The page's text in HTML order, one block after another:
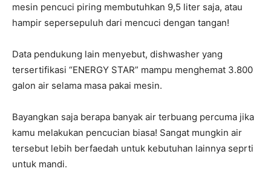
mesin pencuci piring membutuhkan 9,5 liter saja, atau
hampir sepersepuluh dari mencuci dengan tangan!
Data pendukung lain menyebut, dishwasher yang
tersertifikasi “ENERGY STAR” mampu menghemat 3.800
galon air selama masa pakai mesin.
Bayangkan saja berapa banyak air terbuang percuma jika
kamu melakukan pencucian biasa! Sangat mungkin air
tersebut lebih berfaedah untuk kebutuhan lainnya seprti
untuk mandi.